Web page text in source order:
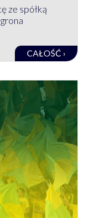
ze spółką
CAŁOŚĆ ›